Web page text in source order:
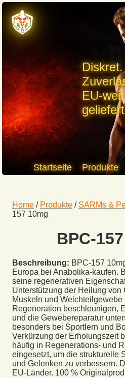
Diskret.
EU-weit
Startseite Produkte
Home / Produkte / SARMs &
157 10mg
BPC-
Beschreibung: BPC-157
Europa bei Anabolika-kaufen.
seine regenerativen
Unterstützung der Heilung von
Muskeln und
Regeneration beschleunigen,
und die Gewebereparatur
besonders bei Sportlern und
Verkürzung der Erholungszeit
häufig in Regenerations- und
eingesetzt, um die strukturelle
und Gelenken zu verbessern.
EU-Länder. 100 %